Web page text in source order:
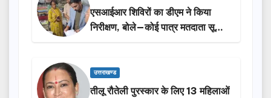
एसआईआर शिविरों का डीएम ने किया
निरीक्षण, बोले—कोई पात्र मतदाता सूची
से न छूटे…
उत्तराखण्ड
तीलू रौतेली पुरस्कार के लिए 13 महिलाओं